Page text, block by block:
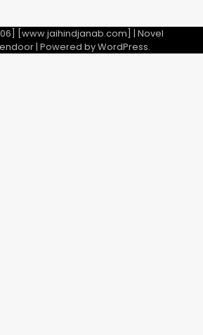
[www.jaihindjanab.com] | Novel
| Powered byWordPress.